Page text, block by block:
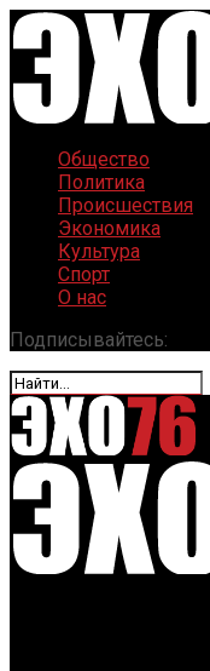
Общество
Политика
Происшествия
Экономика
Культура
Спорт
О нас
Подписывайтесь: